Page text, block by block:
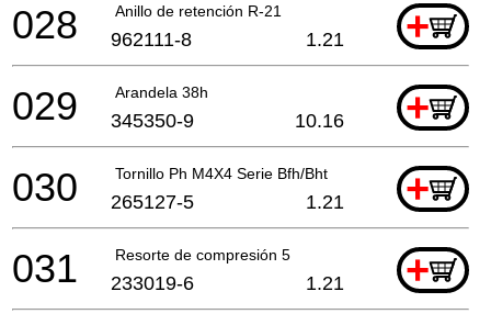
Anillo de retención R-21 +
028 962111-8 1.21
Arandela 38h +
029 345350-9 10.16
Tornillo Ph M4X4 Serie Bfh/Bht +
030 265127-5 1.21
Resorte de compresión 5 +
031 233019-6 1.21